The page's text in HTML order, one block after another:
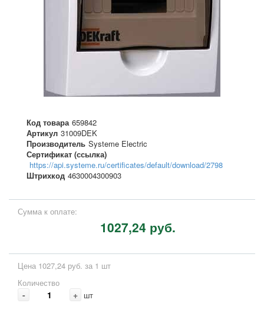
Код товара 659842
Артикул 31009DEK
Производитель Systeme Electric
Сертификат (ссылка)
https://api.systeme.ru/certificates/default/download/2798
Штрихкод 4630004300903
Сумма к оплате:
1027,24 руб.
Цена 1027,24 руб. за 1 шт
Количество
- + шт